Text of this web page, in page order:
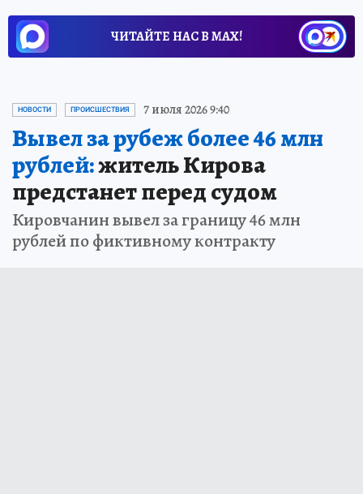
ЧИТАЙТЕ НАС В МАХ!
НОВОСТИ ПРОИСШЕСТВИЯ 7 июля 2026 9:40
Вывел за рубеж более 46 млн
рублей:житель Кирова
предстанет перед судом
Кировчанин вывел за границу 46 млн
рублей по фиктивному контракту